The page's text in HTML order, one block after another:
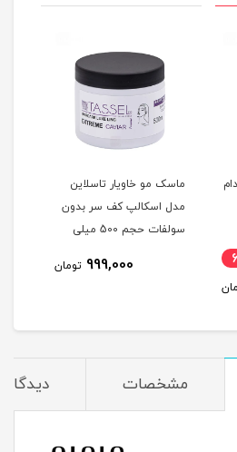
ماسک مو خاویار تاسلاین
مدل اسکالپ کف سر بدون
سولفات حجم 500 میلی
999,000 تومان
مشخصات